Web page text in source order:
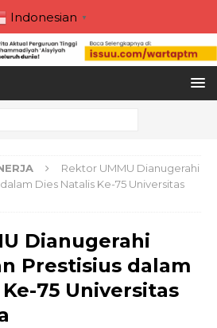
Indonesian ▼
Rektor UMMU Dianugerahi
Dies Natalis Ke-75 Universitas
Dianugerahi
Prestisius dalam
75 Universitas